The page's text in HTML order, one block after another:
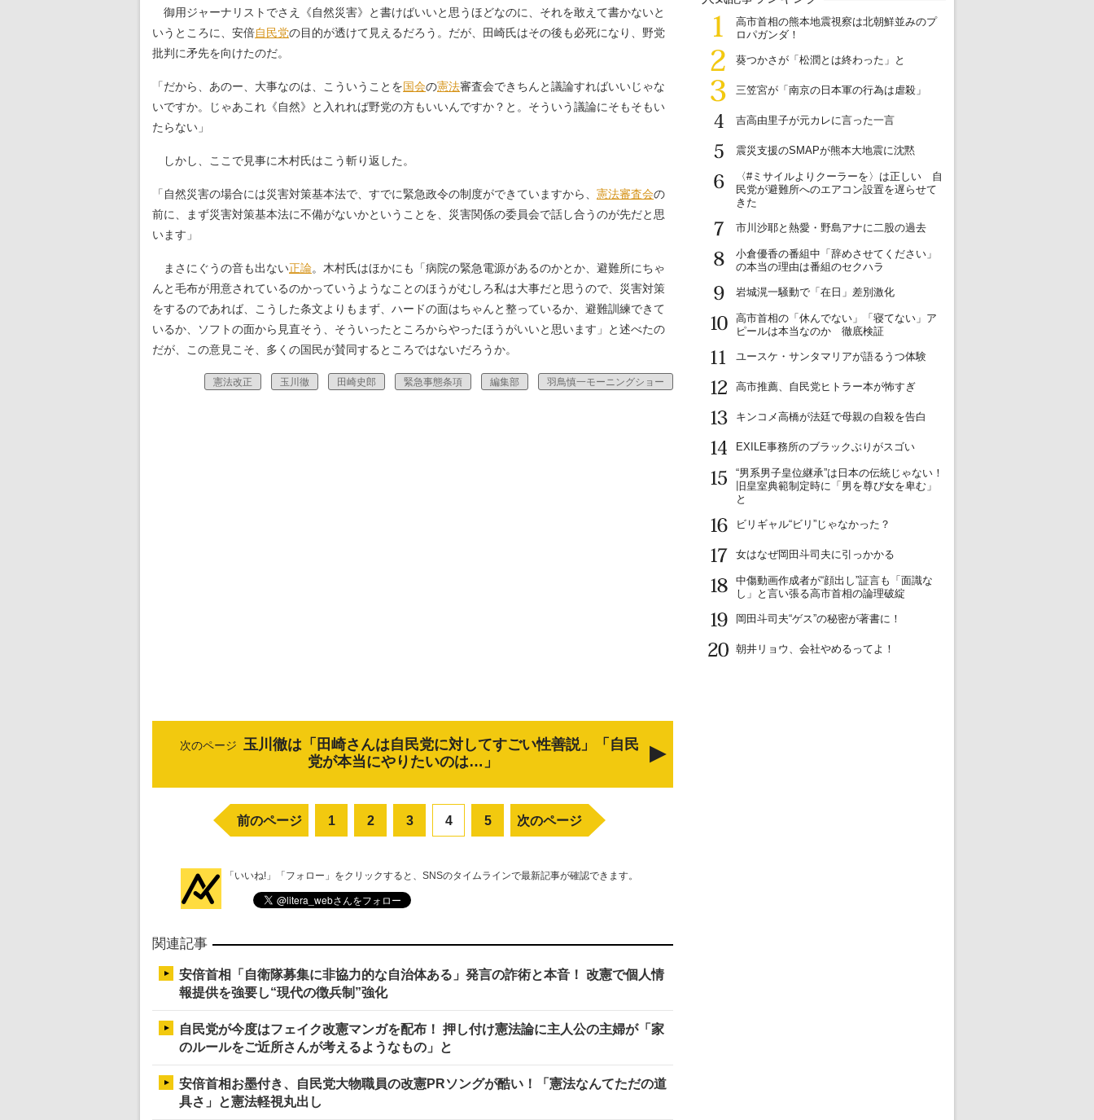
御用ジャーナリストでさえ《自然災害》と書けばいいと思うほどなのに、それを敢えて書かないと
いうところに、安倍自民党の目的が透けて見えるだろう。だが、田崎氏はその後も必死になり、野党
批判に矛先を向けたのだ。
「だから、あのー、大事なのは、こういうことを国会の憲法審査会できちんと議論すればいいじゃな
いですか。じゃあこれ《自然》と入れれば野党の方もいいんですか？と。そういう議論にそもそもい
たらない」
しかし、ここで見事に木村氏はこう斬り返した。
「自然災害の場合には災害対策基本法で、すでに緊急政令の制度ができていますから、 憲法審査会の
前に、まず災害対策基本法に不備がないかということを、災害関係の委員会で話し合うのが先だと思
います」
まさにぐうの音も出ない正論。木村氏はほかにも「病院の緊急電源があるのかとか、避難所にちゃ
んと毛布が用意されているのかっていうようなことのほうがむしろ私は大事だと思うので、災害対策
をするのであれば、こうした条文よりもまず、ハードの面はちゃんと整っているか、避難訓練できて
いるか、ソフトの面から見直そう、そういったところからやったほうがいいと思います」と述べたの
だが、この意見こそ、多くの国民が賛同するところではないだろうか。
憲法改正 玉川徹 田崎史郎 緊急事態条項 編集部 羽鳥慎一モーニングショー
次のページ 玉川徹は「田崎さんは自民党に対してすごい性善説」「自民
党が本当にやりたいのは…」
前のページ 1 2 3 4 5 次のページ
「いいね!」「フォロー」をクリックすると、SNSのタイムラインで最新記事が確認できます。
関連記事
安倍首相「自衛隊募集に非協力的な自治体ある」発言の詐術と本音！ 改憲で個人情
報提供を強要し“現代の徴兵制”強化
自民党が今度はフェイク改憲マンガを配布！ 押し付け憲法論に主人公の主婦が「家
のルールをご近所さんが考えるようなもの」と
安倍首相お墨付き、自民党大物職員の改憲PRソングが酷い！「憲法なんてただの道
具さ」と憲法軽視丸出し
1
高市首相の熊本地震視察は北朝鮮並みのプ
ロパガンダ！
2
葵つかさが「松潤とは終わった」と
3
三笠宮が「南京の日本軍の行為は虐殺」
4
吉高由里子が元カレに言った一言
5
震災支援のSMAPが熊本大地震に沈黙
6
〈#ミサイルよりクーラーを〉は正しい 自
民党が避難所へのエアコン設置を遅らせて
きた
7
市川沙耶と熱愛・野島アナに二股の過去
8
小倉優香の番組中「辞めさせてください」
の本当の理由は番組のセクハラ
9
岩城滉一騒動で「在日」差別激化
10
高市首相の「休んでない」「寝てない」ア
ピールは本当なのか 徹底検証
11
ユースケ・サンタマリアが語るうつ体験
12
高市推薦、自民党ヒトラー本が怖すぎ
13
キンコメ高橋が法廷で母親の自殺を告白
14
EXILE事務所のブラックぶりがスゴい
15
“男系男子皇位継承”は日本の伝統じゃない！
旧皇室典範制定時に「男を尊び女を卑む」
と
16
ビリギャル“ビリ”じゃなかった？
17
女はなぜ岡田斗司夫に引っかかる
18
中傷動画作成者が“顔出し”証言も「面識な
し」と言い張る高市首相の論理破綻
19
岡田斗司夫“ゲス”の秘密が著書に！
20
朝井リョウ、会社やめるってよ！